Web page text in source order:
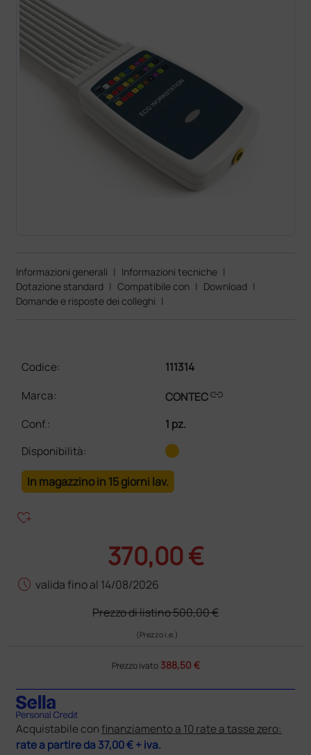
Informazioni generali | Informazioni tecniche |
Dotazione standard | Compatibile con | Download |
Domande e risposte dei colleghi |
Codice:
111314
Marca:
CONTEClink
Conf.:
1 pz.
Disponibilità:
In magazzino in 15 giorni lav.
heart_plus
370,00 €
schedule valida fino al 14/08/2026
Prezzo di listino500,00 €
(Prezzo i.e.)
Prezzo ivato 388,50 €
Acquistabile con finanziamento a 10 rate a tasse zero:
rate a partire da37,00 €+ iva.